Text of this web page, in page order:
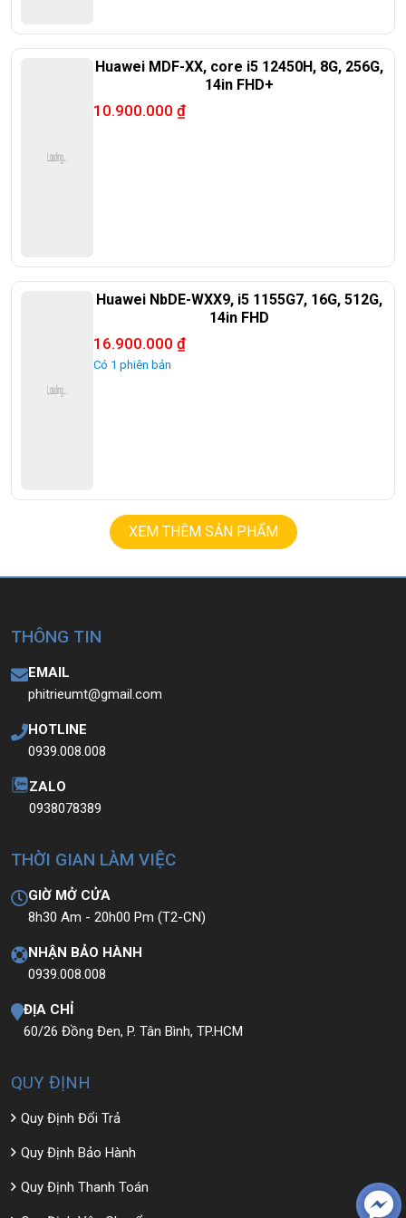
Huawei MDF-XX, core i5 12450H, 8G, 256G,
14in FHD+
10.900.000 ₫
Huawei NbDE-WXX9, i5 1155G7, 16G, 512G,
14in FHD
16.900.000 ₫
Có 1 phiên bản
XEM THÊM SẢN PHẨM
THÔNG TIN
EMAIL
phitrieumt@gmail.com
HOTLINE
0939.008.008
ZALO
0938078389
THỜI GIAN LÀM VIỆC
GIỜ MỞ CỬA
8h30 Am - 20h00 Pm (T2-CN)
NHẬN BẢO HÀNH
0939.008.008
ĐỊA CHỈ
60/26 Đồng Đen, P. Tân Bình, TP.HCM
QUY ĐỊNH
Quy Định Đổi Trả
Quy Định Bảo Hành
Quy Định Thanh Toán